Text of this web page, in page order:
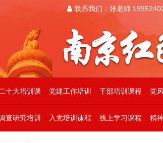
联系我们：张老师
二十大培训课 党建工作培训 干部培训课程 党
查研究培训 入党培训课程 线上学习课程 精